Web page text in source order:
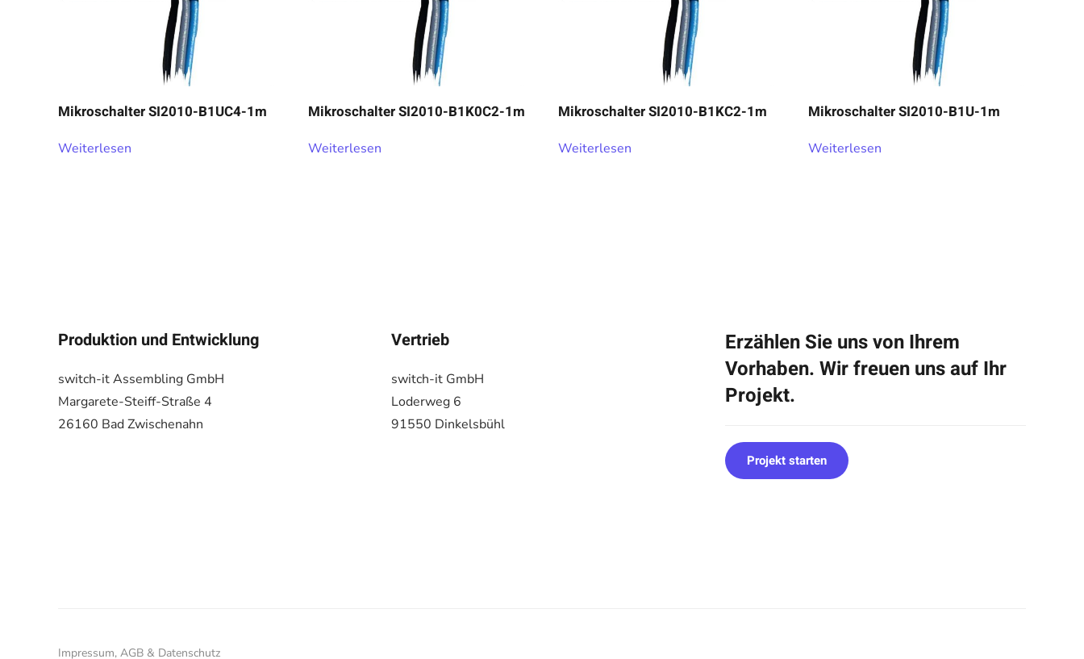
Mikroschalter SI2010-B1UC4-1m
Weiterlesen
Mikroschalter SI2010-B1K0C2-1m
Weiterlesen
Mikroschalter SI2010-B1KC2-1m
Weiterlesen
Mikroschalter SI2010-B1U-1m
Weiterlesen
Produktion und Entwicklung
switch-it Assembling GmbH
Margarete-Steiff-Straße 4
26160 Bad Zwischenahn
Vertrieb
switch-it GmbH
Loderweg 6
91550 Dinkelsbühl
Erzählen Sie uns von Ihrem
Vorhaben. Wir freuen uns auf Ihr
Projekt.
Projekt starten
Impressum, AGB & Datenschutz